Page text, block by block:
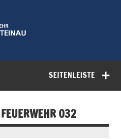
Feuerwehr
Petersberg-
SEITENLEISTE
032